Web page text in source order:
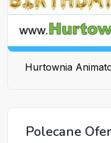
Hurtownia
Polecane